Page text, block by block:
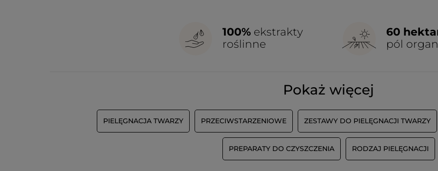
100% ekstrakty
roślinne
60
pól
Pokaż więcej
PIELĘGNACJA TWARZY PRZECIWSTARZENIOWE ZESTAWY DO PIELĘGNACJI TWARZY
PREPARATY DO CZYSZCZENIA RODZAJ PIELĘGNACJI